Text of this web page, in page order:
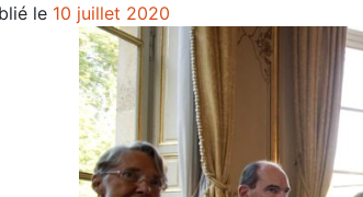
le 10 juillet 2020